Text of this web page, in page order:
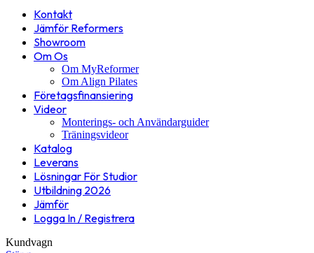
Kontakt
Jämför Reformers
Showroom
Om Os
Om MyReformer
Om Align Pilates
Företagsfinansiering
Videor
Monterings- och Användarguider
Träningsvideor
Katalog
Leverans
Lösningar För Studior
Utbildning 2026
Jämför
Logga In / Registrera
Kundvagn